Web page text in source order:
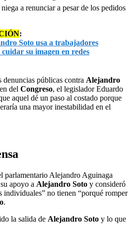
a renunciar a pesar de los pedidos
:
Soto usa a trabajadores
cuidar su imagen en redes
públicas contra Alejandro
del Congreso, el legislador Eduardo
aquel dé un paso al costado porque
una mayor inestabilidad en el
parlamentario Alejandro Aguinaga
apoyo a Alejandro Soto y consideró
individuales” no tienen “porqué romper
.
la salida de Alejandro Soto y lo que